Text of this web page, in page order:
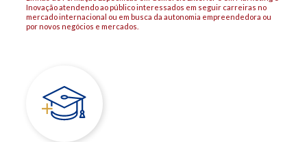
Inovação atendendo ao público interessados em seguir carreiras no
mercado internacional ou em busca da autonomia empreendedora ou
por novos negócios e mercados.